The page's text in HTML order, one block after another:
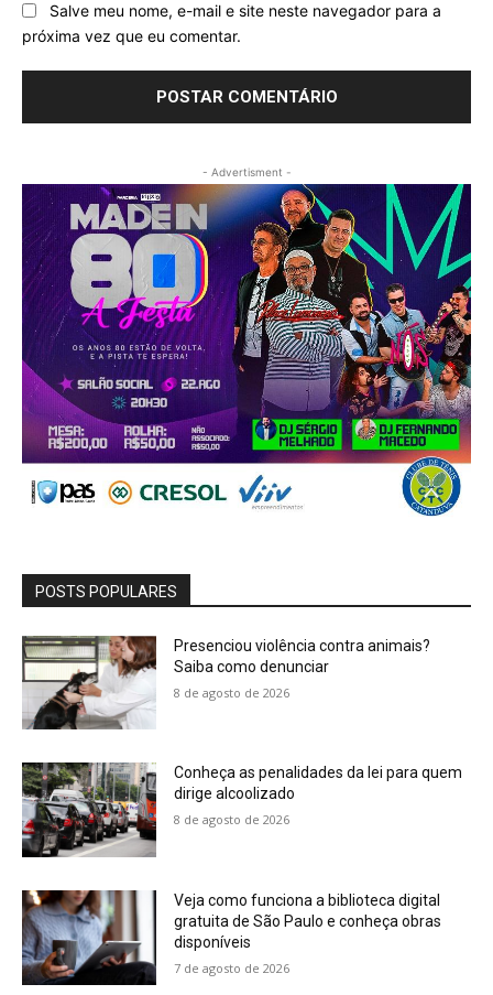
Salve meu nome, e-mail e site neste navegador para a
próxima vez que eu comentar.
- Advertisment -
POSTS POPULARES
Presenciou violência contra animais?
Saiba como denunciar
8 de agosto de 2026
Conheça as penalidades da lei para quem
dirige alcoolizado
8 de agosto de 2026
Veja como funciona a biblioteca digital
gratuita de São Paulo e conheça obras
disponíveis
7 de agosto de 2026